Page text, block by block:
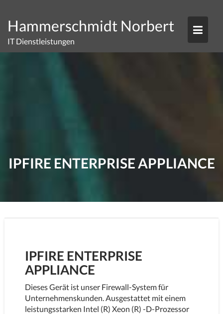
content
Hammerschmidt Norbert
IT Dienstleistungen
IPFIRE ENTERPRISE APPLIANCE
IPFIRE ENTERPRISE
APPLIANCE
Dieses Gerät ist unser Firewall-System für
Unternehmenskunden. Ausgestattet mit einem
leistungsstarken Intel (R) Xeon (R) -D-Prozessor